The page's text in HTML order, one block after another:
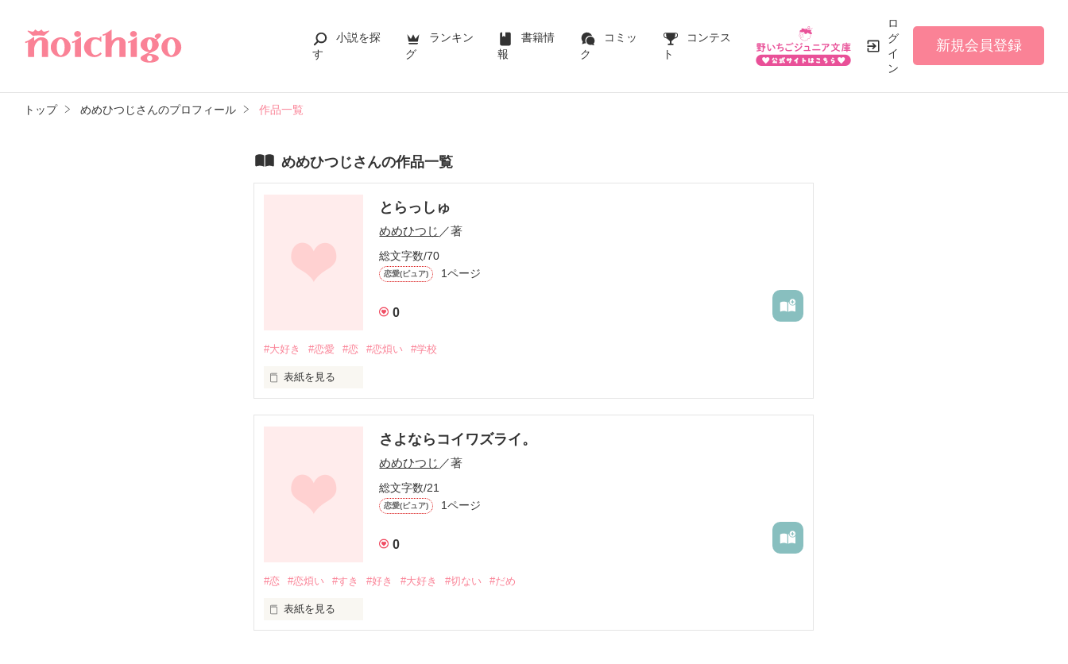
小説を探
す
ランキン
グ
書籍情
報
コミッ
ク
コンテス
ト
ロ
グ
イ
ン
新規会員登録
トップ めめひつじさんのプロフィール 作品一覧
めめひつじさんの作品一覧
とらっしゅ
めめひつじ ／著
総文字数/70
恋愛(ピュア) 1ページ
0
#大好き #恋愛 #恋 #恋煩い #学校
表紙を見る
さよならコイワズライ。
めめひつじ ／著
総文字数/21
恋愛(ピュア) 1ページ
0
#恋 #恋煩い #すき #好き #大好き #切ない #だめ
表紙を見る